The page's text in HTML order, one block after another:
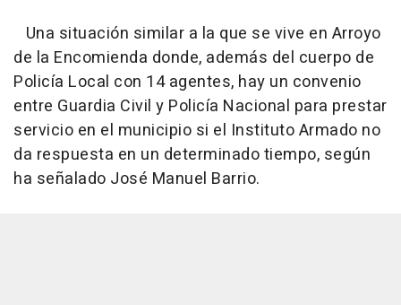
Una situación similar a la que se vive en Arroyo
de la Encomienda donde, además del cuerpo de
Policía Local con 14 agentes, hay un convenio
entre Guardia Civil y Policía Nacional para prestar
servicio en el municipio si el Instituto Armado no
da respuesta en un determinado tiempo, según
ha señalado José Manuel Barrio.